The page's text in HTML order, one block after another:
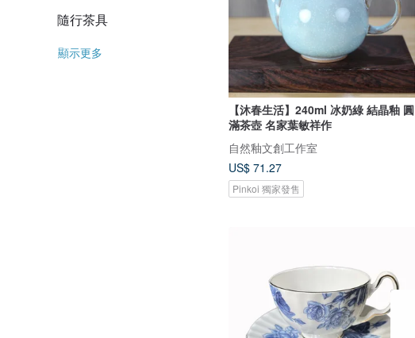
隨行茶具
顯示更多
【沐春生活】240ml 冰奶綠 結晶釉 圓
滿茶壺 名家葉敏祥作
自然釉文創工作室
US$ 71.27
Pinkoi 獨家發售